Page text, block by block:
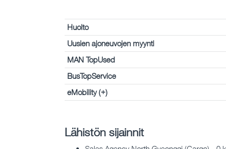
Huolto
Uusien ajoneuvojen myynti
MAN TopUsed
BusTopService
eMobility (+)
Lähistön sijainnit